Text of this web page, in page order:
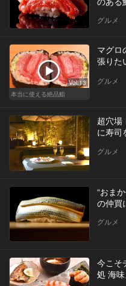
グルメ
Vol.13
本当に使える絶品鮨
マグロ
張りた
グルメ
超穴場
に寿司
グルメ
“おま
の仲買
グルメ
今こそ
処 海